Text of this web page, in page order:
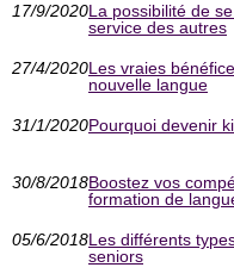
17/9/2020La possibilité de
service des autres
27/4/2020Les vraies
nouvelle langue
31/1/2020Pourquoi devenir
30/8/2018Boostez vos
formation de
05/6/2018Les différents
seniors